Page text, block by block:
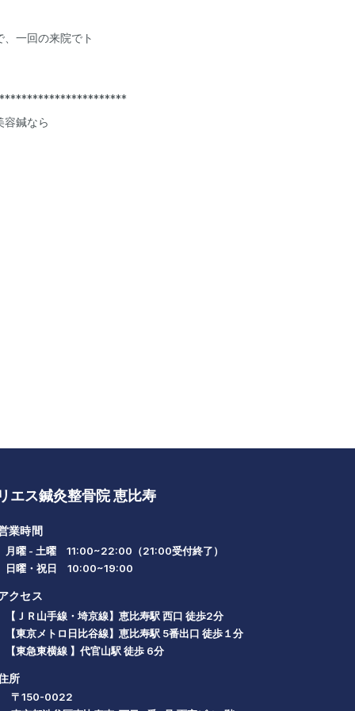
一回の来院でト
容鍼なら
エス鍼灸整骨院 恵比寿
業時間
月曜 - 土曜 11:00~22:00（21:00受付終了）
日曜・祝日 10:00~19:00
クセス
【ＪＲ山手線・埼京線】恵比寿駅 西口 徒歩2分
【東京メトロ日比谷線】恵比寿駅 5番出口 徒歩１分
【東急東横線 】代官山駅 徒歩 6分
所
〒150-0022